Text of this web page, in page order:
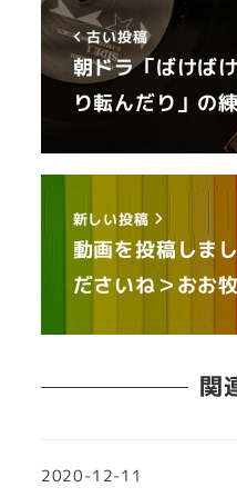
古い投稿
朝ドラ「ばけば
り転んだり」の
新しい投稿
動画を投稿しま
ださいね＞おお
関
2020-12-11